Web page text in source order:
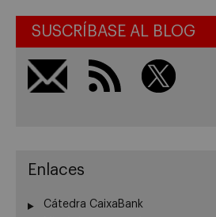
SUSCRÍBASE AL BLOG
Enlaces
Cátedra CaixaBank